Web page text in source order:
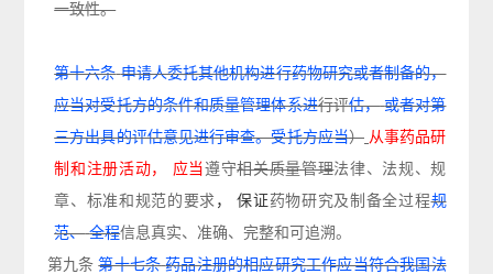
一致性。
第十六条 申请人委托其他机构进行药物研究或者制备的，
应当对受托方的条件和质量管理体系进行评估， 或者对第
三方出具的评估意见进行审查。受托方应当） 从事药品研
制和注册活动，
应当遵守相关质量管理法律、法规、规
章、标准和 规范的要求 ， 保证 药物研究及制备全过程规
范、 全程信息真实、准确、完整和 可追溯。
第九条 第十七条 药品注册的相应研究工作应当符合我国法